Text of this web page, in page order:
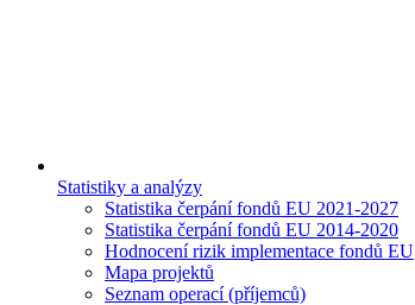
Statistiky a analýzy
Statistika čerpání fondů EU 2021-2027
Statistika čerpání fondů EU 2014-2020
Hodnocení rizik implementace fondů EU
Mapa projektů
Seznam operací (příjemců)